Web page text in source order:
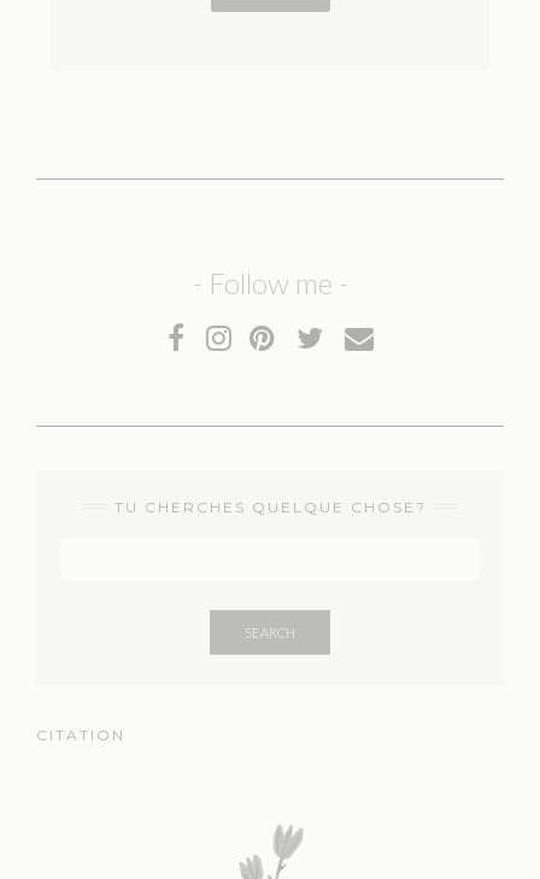
- Follow me -
TU CHERCHES QUELQUE CHOSE?
SEARCH
CITATION